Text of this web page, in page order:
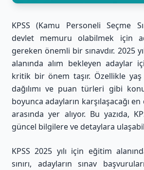
KPSS (Kamu Personeli Seçme
devlet memuru olabilmek için
gereken önemli bir sınavdır. 2025
alanında alım bekleyen adaylar
kritik bir önem taşır. Özellikle yaş
dağılımı ve puan türleri gibi
boyunca adayların karşılaşacağı
arasında yer alıyor. Bu yazıda,
güncel bilgilere ve detaylara
KPSS 2025 yılı için eğitim
sınırı, adayların sınav